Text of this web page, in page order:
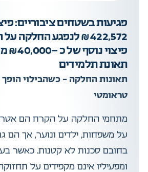
פגיעות בשטחים ציבוריים:
422,572 ₪ לנפגע החלקה
פיצוי
תאונת תלמידים
תאונות החלקה – כשהבילוי הופך
טראומטי
מתחמי החלקה על הקרח הם
על משפחות, ילדים ונוער, אך הם
בחובם סכנות לא קטנות. כאשר
ומפעיליו אינם מקפידים על